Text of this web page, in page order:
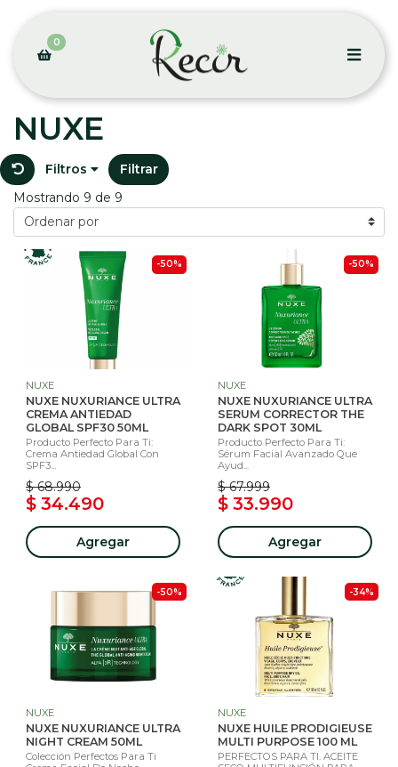
0
NUXE
Filtros
Filtrar
Mostrando 9 de 9
-50%
NUXE
NUXE NUXURIANCE ULTRA
CREMA ANTIEDAD
GLOBAL SPF30 50ML
Producto Perfecto Para Ti:
Crema Antiedad Global Con
SPF3...
$ 68.990
$ 34.490
Agregar
-50%
NUXE
NUXE NUXURIANCE ULTRA
SERUM CORRECTOR THE
DARK SPOT 30ML
Producto Perfecto Para Ti:
Sérum Facial Avanzado Que
Ayud...
$ 67.999
$ 33.990
Agregar
-50%
NUXE
NUXE NUXURIANCE ULTRA
NIGHT CREAM 50ML
Colección Perfectos Para Ti
-34%
NUXE
NUXE HUILE PRODIGIEUSE
MULTI PURPOSE 100 ML
PERFECTOS PARA TI. ACEITE